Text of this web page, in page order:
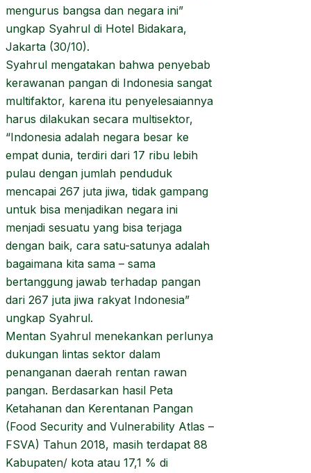
mengurus bangsa dan negara ini”
ungkap Syahrul di Hotel Bidakara,
Jakarta (30/10).
Syahrul mengatakan bahwa penyebab
kerawanan pangan di Indonesia sangat
multifaktor, karena itu penyelesaiannya
harus dilakukan secara multisektor,
“Indonesia adalah negara besar ke
empat dunia, terdiri dari 17 ribu lebih
pulau dengan jumlah penduduk
mencapai 267 juta jiwa, tidak gampang
untuk bisa menjadikan negara ini
menjadi sesuatu yang bisa terjaga
dengan baik, cara satu-satunya adalah
bagaimana kita sama – sama
bertanggung jawab terhadap pangan
dari 267 juta jiwa rakyat Indonesia”
ungkap Syahrul.
Mentan Syahrul menekankan perlunya
dukungan lintas sektor dalam
penanganan daerah rentan rawan
pangan. Berdasarkan hasil Peta
Ketahanan dan Kerentanan Pangan
(Food Security and Vulnerability Atlas –
FSVA) Tahun 2018, masih terdapat 88
Kabupaten/ kota atau 17,1 % di